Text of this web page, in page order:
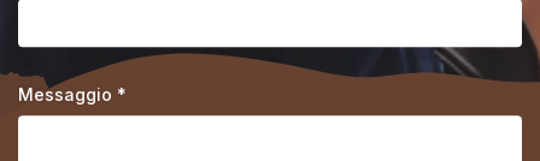
Messaggio *